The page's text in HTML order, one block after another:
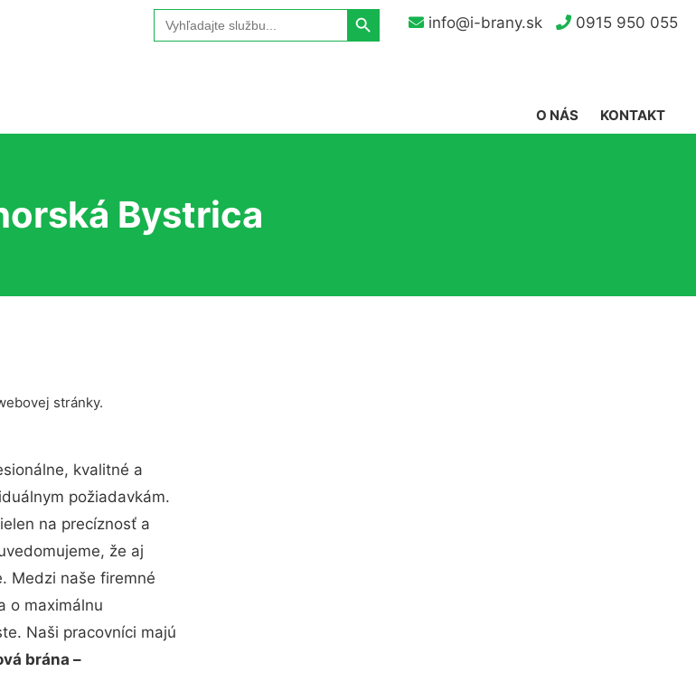
info@i-brany.sk 0915 950 055
Search
for:
Search Button
KONTAKT
O NÁS
Bystrica
stránky.
kvalitné a
požiadavkám.
na precíznosť a
že aj
Medzi naše firemné
o maximálnu
Naši pracovníci majú
brána –